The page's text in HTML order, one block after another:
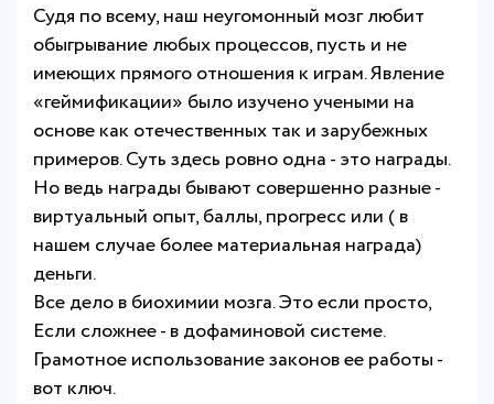
Судя по всему, наш неугомонный мозг любит
обыгрывание любых процессов, пусть и не
имеющих прямого отношения к играм. Явление
«геймификации» было изучено учеными на
основе как отечественных так и зарубежных
примеров. Суть здесь ровно одна - это награды.
Но ведь награды бывают совершенно разные -
виртуальный опыт, баллы, прогресс или ( в
нашем случае более материальная награда)
деньги.
Все дело в биохимии мозга. Это если просто,
Если сложнее - в дофаминовой системе.
Грамотное использование законов ее работы -
вот ключ.